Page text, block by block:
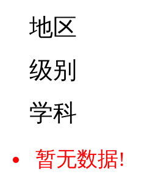
地区
级别
学科
暂无数据!